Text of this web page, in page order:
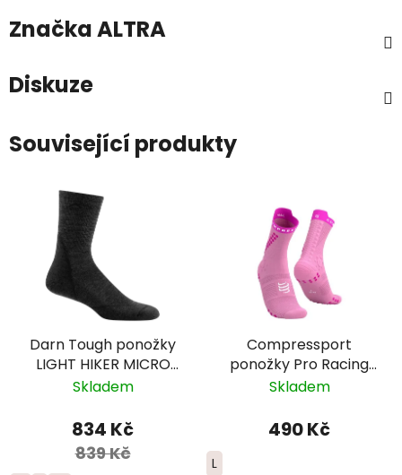
ZnačkaALTRA
Diskuze
Související produkty
Darn Tough ponožky
LIGHT HIKER MICRO
CREW Lightweight
černé
Skladem
834 Kč
839 Kč
Compressport
ponožky Pro Racing
Trail - růžová
Skladem
490 Kč
L